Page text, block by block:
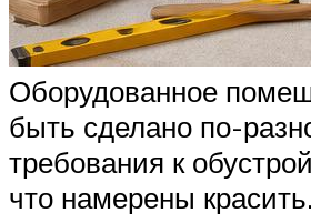
Оборудованное
быть сделано по-
требования к
что намерены красить.